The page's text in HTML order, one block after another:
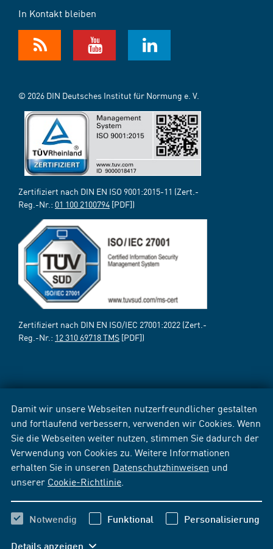
Damit wir unsere Webseiten nutzerfreundlicher gestalten
und fortlaufend verbessern, verwenden wir Cookies. Wenn
Sie die Webseiten weiter nutzen, stimmen Sie dadurch der
Verwendung von Cookies zu. Weitere Informationen
erhalten Sie in unseren Datenschutzhinweisen und
unserer Cookie-Richtlinie
Notwendig Funktional Personalisierung
Details anzeigen
In Kontakt bleiben
© 2026 DIN Deutsches Institut für Normung e. V.
Zertifiziert nach DIN EN ISO 9001:2015-11 (Zert.-
Reg.-Nr.: 01 100 2100794 [PDF])
Zertifiziert nach DIN EN ISO/IEC 27001:2022 (Zert.-
Reg.-Nr.: 12 310 69718 TMS [PDF])